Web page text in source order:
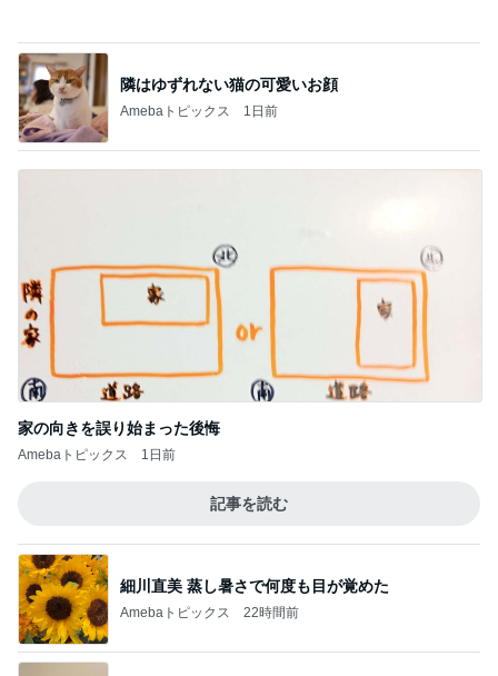
隣はゆずれない猫の可愛いお顔
Amebaトピックス 1日前
家の向きを誤り始まった後悔
Amebaトピックス 1日前
記事を読む
細川直美 蒸し暑さで何度も目が覚めた
Amebaトピックス 22時間前